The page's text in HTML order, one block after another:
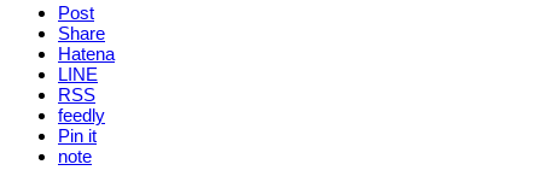
Post
Share
Hatena
LINE
RSS
feedly
Pin it
note